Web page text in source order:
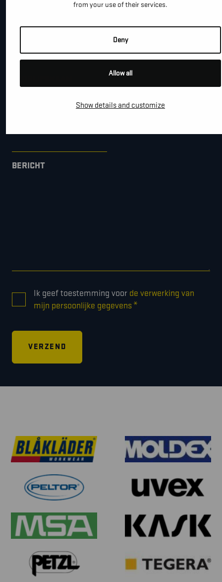
from your use of their services.
Deny
Allow all
Show details and customize
BERICHT
* Ik geef toestemming voor de verwerking van
mijn persoonlijke gegevens*